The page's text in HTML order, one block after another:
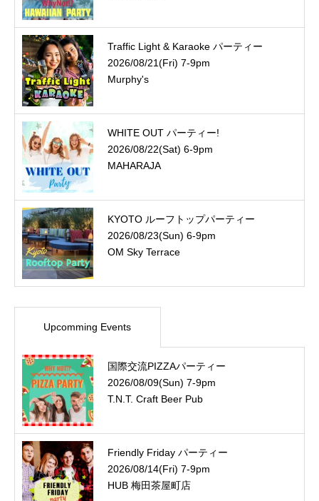
Traffic Light & Karaoke パーティー
2026/08/21(Fri) 7-9pm
Murphy's
WHITE OUT パーティー!
2026/08/22(Sat) 6-9pm
MAHARAJA
KYOTO ルーフトップパーティー
2026/08/23(Sun) 6-9pm
OM Sky Terrace
Upcomming Events
国際交流PIZZAパーティー
2026/08/09(Sun) 7-9pm
T.N.T. Craft Beer Pub
Friendly Friday パーティー
2026/08/14(Fri) 7-9pm
HUB 梅田茶屋町店